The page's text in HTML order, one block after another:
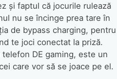
și faptul că jocurile rulează
nu se încinge prea tare în
de bypass charging, pentru
te joci conectat la priză.
DE gaming, este un
care vor să se joace pe el.